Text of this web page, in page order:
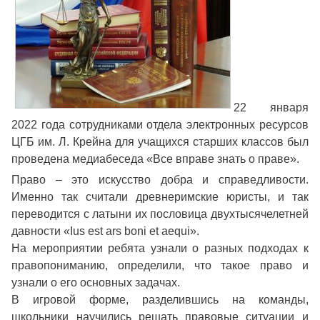
22 января
2022 года сотрудниками отдела электронных ресурсов
ЦГБ им. Л. Крейна для учащихся старших классов был
проведена медиабеседа «Все вправе знать о праве».
Право – это искусство добра и справедливости.
Именно так считали древнеримские юристы, и так
переводится с латыни их пословица двухтысячелетней
давности «Ius est ars boni et aequi».
На мероприятии ребята узнали о разных подходах к
правопониманию, определили, что такое право и
узнали о его основных задачах.
В игровой форме, разделившись на команды,
школьники научились решать правовые ситуации и